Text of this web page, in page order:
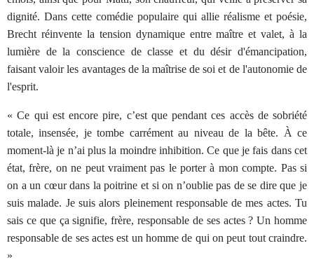
dignité. Dans cette comédie populaire qui allie réalisme et poésie,
Brecht réinvente la tension dynamique entre maître et valet, à la
lumière de la conscience de classe et du désir d'émancipation,
faisant valoir les avantages de la maîtrise de soi et de l'autonomie de
l'esprit.
« Ce qui est encore pire, c’est que pendant ces accès de sobriété
totale, insensée, je tombe carrément au niveau de la bête. À ce
moment-là je n’ai plus la moindre inhibition. Ce que je fais dans cet
état, frère, on ne peut vraiment pas le porter à mon compte. Pas si
on a un cœur dans la poitrine et si on n’oublie pas de se dire que je
suis malade. Je suis alors pleinement responsable de mes actes. Tu
sais ce que ça signifie, frère, responsable de ses actes ? Un homme
responsable de ses actes est un homme de qui on peut tout craindre.
»